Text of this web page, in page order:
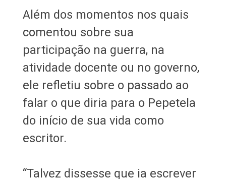
Além dos momentos nos quais
comentou sobre sua
participação na guerra, na
atividade docente ou no governo,
ele refletiu sobre o passado ao
falar o que diria para o Pepetela
do início de sua vida como
escritor.
“Talvez dissesse que ia escrever